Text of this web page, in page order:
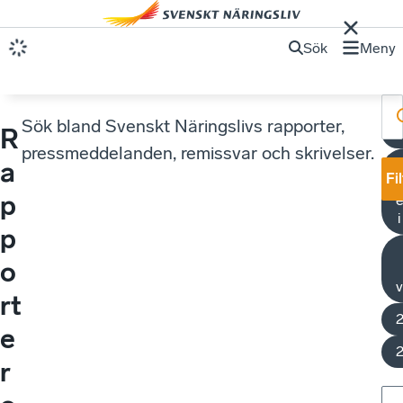
Sök Meny
R
a
p
p
o
rt
e
r
Sök bland Svenskt Näringslivs rapporter,
pressmeddelanden, remissvar och skrivelser.